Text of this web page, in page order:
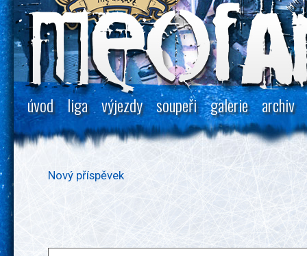
úvod liga výjezdy soupeři galerie archiv
Nový příspěvek